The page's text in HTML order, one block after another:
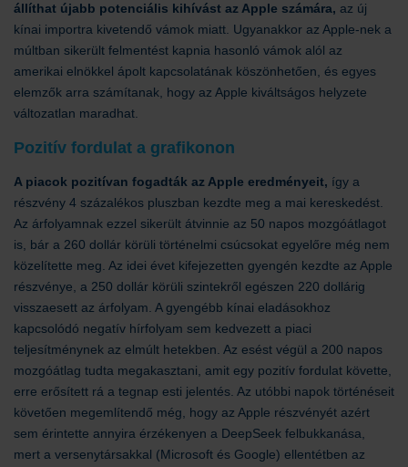
állíthat újabb potenciális kihívást az Apple számára, az új
kínai importra kivetendő vámok miatt. Ugyanakkor az Apple-nek a
múltban sikerült felmentést kapnia hasonló vámok alól az
amerikai elnökkel ápolt kapcsolatának köszönhetően, és egyes
elemzők arra számítanak, hogy az Apple kiváltságos helyzete
változatlan maradhat.
Pozitív fordulat a grafikonon
A piacok pozitívan fogadták az Apple eredményeit, így a
részvény 4 százalékos pluszban kezdte meg a mai kereskedést.
Az árfolyamnak ezzel sikerült átvinnie az 50 napos mozgóátlagot
is, bár a 260 dollár körüli történelmi csúcsokat egyelőre még nem
közelítette meg. Az idei évet kifejezetten gyengén kezdte az Apple
részvénye, a 250 dollár körüli szintekről egészen 220 dollárig
visszaesett az árfolyam. A gyengébb kínai eladásokhoz
kapcsolódó negatív hírfolyam sem kedvezett a piaci
teljesítménynek az elmúlt hetekben. Az esést végül a 200 napos
mozgóátlag tudta megakasztani, amit egy pozitív fordulat követte,
erre erősített rá a tegnap esti jelentés. Az utóbbi napok történéseit
követően megemlítendő még, hogy az Apple részvényét azért
sem érintette annyira érzékenyen a DeepSeek felbukkanása,
mert a versenytársakkal (Microsoft és Google) ellentétben az